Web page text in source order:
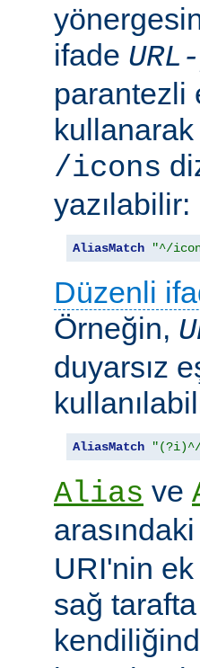
ifade
parantezli
/icons
yazılabilir:
AliasMatch "^/
Düzenli
Örneğin,
duyarsız
AliasMatch
Alias ve
URI'nin ek
sağ